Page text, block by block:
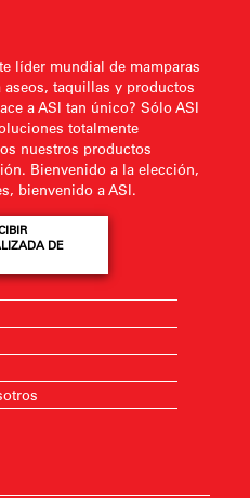
líder mundial de mamparas
taquillas y productos
a ASI tan único? Sólo ASI
totalmente
nuestros productos
Bienvenido a la elección,
bienvenido a ASI.
DE